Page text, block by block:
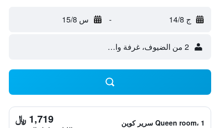
ج 14/8 - س 15/8
2 من الضيوف، غرفة واحدة
Queen room، 1 سرير كوين 1,719 ﷼